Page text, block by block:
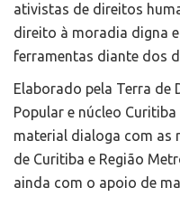
ativistas de direitos
direito à moradia digna
ferramentas diante dos
Elaborado pela Terra
Popular e núcleo
material dialoga com as
de Curitiba e Região
ainda com o apoio de